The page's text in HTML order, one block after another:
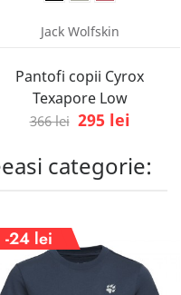
Jack Wolfskin
Pantofi copii Cyrox
Texapore Low
366 lei 295 lei
categorie:
-24 lei